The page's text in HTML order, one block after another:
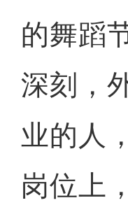
的舞蹈
深刻，
业的人
岗位上